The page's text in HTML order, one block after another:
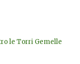
le Torri Gemelle